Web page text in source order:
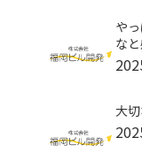
や
な
大